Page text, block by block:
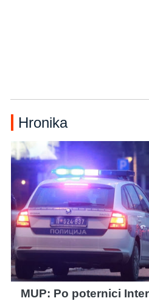
Hronika
MUP: Po poternici